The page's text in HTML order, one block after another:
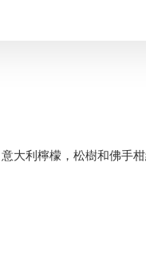
大利檸檬，松樹和佛